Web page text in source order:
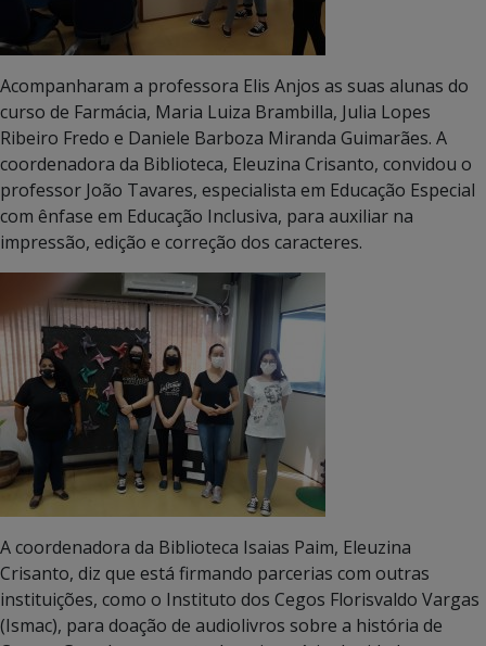
Acompanharam a professora Elis Anjos as suas alunas do
curso de Farmácia, Maria Luiza Brambilla, Julia Lopes
Ribeiro Fredo e Daniele Barboza Miranda Guimarães. A
coordenadora da Biblioteca, Eleuzina Crisanto, convidou o
professor João Tavares, especialista em Educação Especial
com ênfase em Educação Inclusiva, para auxiliar na
impressão, edição e correção dos caracteres.
A coordenadora da Biblioteca Isaias Paim, Eleuzina
Crisanto, diz que está firmando parcerias com outras
instituições, como o Instituto dos Cegos Florisvaldo Vargas
(Ismac), para doação de audiolivros sobre a história de